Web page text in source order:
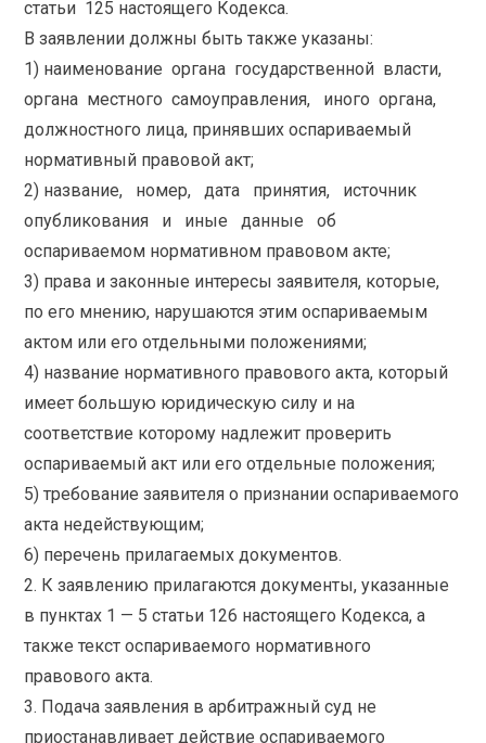
статьи 125 настоящего Кодекса.
В заявлении должны быть также указаны:
1) наименование органа государственной власти,
органа местного самоуправления, иного органа,
должностного лица, принявших оспариваемый
нормативный правовой акт;
2) название, номер, дата принятия, источник
опубликования и иные данные об
оспариваемом нормативном правовом акте;
3) права и законные интересы заявителя, которые,
по его мнению, нарушаются этим оспариваемым
актом или его отдельными положениями;
4) название нормативного правового акта, который
имеет большую юридическую силу и на
соответствие которому надлежит проверить
оспариваемый акт или его отдельные положения;
5) требование заявителя о признании оспариваемого
акта недействующим;
6) перечень прилагаемых документов.
2. К заявлению прилагаются документы, указанные
в пунктах 1 — 5 статьи 126 настоящего Кодекса, а
также текст оспариваемого нормативного
правового акта.
3. Подача заявления в арбитражный суд не
приостанавливает действие оспариваемого